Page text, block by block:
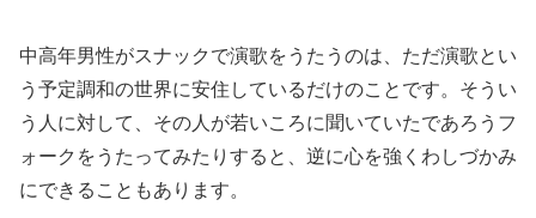
中高年男性がスナックで演歌をうたうのは、ただ演歌とい
う予定調和の世界に安住しているだけのことです。そうい
う人に対して、その人が若いころに聞いていたであろうフ
ォークをうたってみたりすると、逆に心を強くわしづかみ
にできることもあります。